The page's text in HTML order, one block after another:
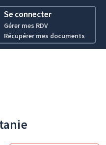
Se connecter
Gérer mes RDV
Récupérer mes documents